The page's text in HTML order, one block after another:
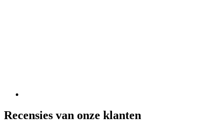
Recensies van onze klanten